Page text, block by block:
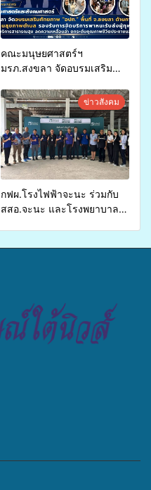
คณะมนุษยศาสตร์ฯ
มรภ.สงขลา จัดอบรมเสริม
จ่ายงบกองทุนสุขภาพตำบล
รองรับการจัดบริการพาหนะรับ
ส่งผู้ทุพพลภาพเพื่อเข้ารับ
บริการสาธารณสุข ลดความ
เหลื่อมล้ำ ยกระดับคุณภาพ
ชีวิตประชาชนอย่างยั่งยืน
ข่าวสังคม
กฟผ.โรงไฟฟ้าจะนะ ร่วมกับ
สสอ.จะนะ และโรงพยาบาล